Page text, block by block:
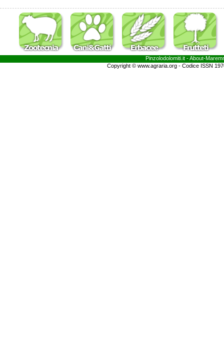
Pinzolodolomiti.it - About-
Copyright © www.agraria.org - Codice ISSN